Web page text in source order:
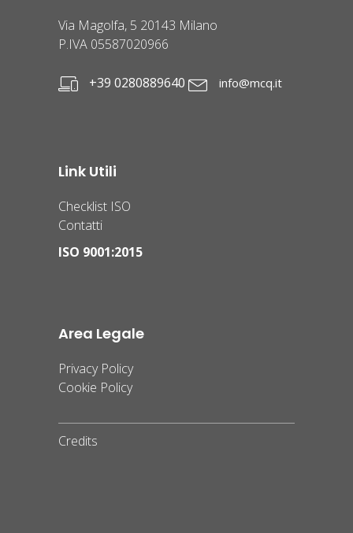
Via Magolfa, 5 20143 Milano
P.IVA 05587020966
+39 0280889640 info@mcq.it
Link Utili
Checklist ISO
Contatti
ISO 9001:2015
Area Legale
Privacy Policy
Cookie Policy
Credits